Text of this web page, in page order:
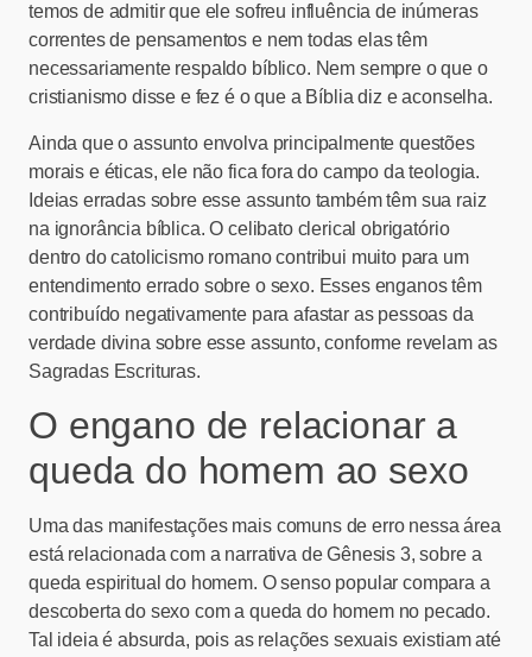
temos de admitir que ele sofreu influência de inúmeras
correntes de pensamentos e nem todas elas têm
necessariamente respaldo bíblico. Nem sempre o que o
cristianismo disse e fez é o que a Bíblia diz e aconselha.
Ainda que o assunto envolva principalmente questões
morais e éticas, ele não fica fora do campo da teologia.
Ideias erradas sobre esse assunto também têm sua raiz
na ignorância bíblica. O celibato clerical obrigatório
dentro do catolicismo romano contribui muito para um
entendimento errado sobre o sexo. Esses enganos têm
contribuído negativamente para afastar as pessoas da
verdade divina sobre esse assunto, conforme revelam as
Sagradas Escrituras.
O engano de relacionar a
queda do homem ao sexo
Uma das manifestações mais comuns de erro nessa área
está relacionada com a narrativa de Gênesis 3, sobre a
queda espiritual do homem. O senso popular compara a
descoberta do sexo com a queda do homem no pecado.
Tal ideia é absurda, pois as relações sexuais existiam até